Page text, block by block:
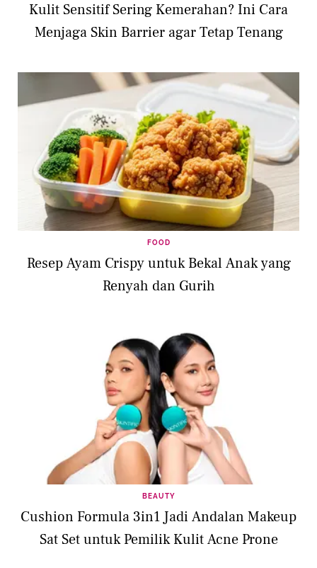
Kulit Sensitif Sering Kemerahan? Ini Cara
Menjaga Skin Barrier agar Tetap Tenang
FOOD
Resep Ayam Crispy untuk Bekal Anak yang
Renyah dan Gurih
BEAUTY
Cushion Formula 3in1 Jadi Andalan Makeup
Sat Set untuk Pemilik Kulit Acne Prone